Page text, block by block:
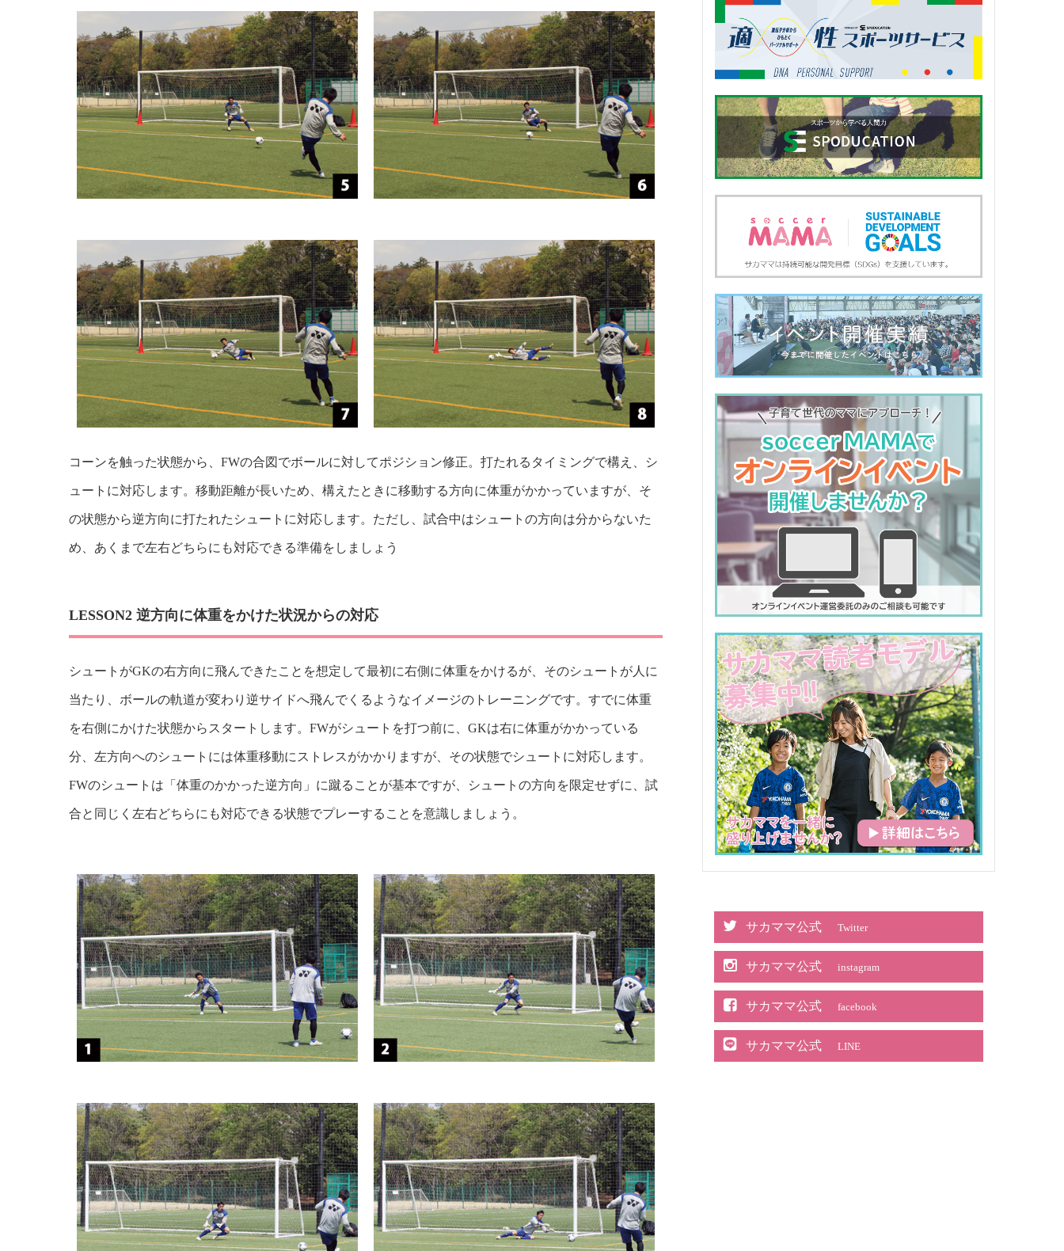
コーンを触った状態から、FWの合図でボールに対してポジション修正。打たれるタイミングで構え、シ
ュートに対応します。移動距離が長いため、構えたときに移動する方向に体重がかかっていますが、そ
の状態から逆方向に打たれたシュートに対応します。ただし、試合中はシュートの方向は分からないた
め、あくまで左右どちらにも対応できる準備をしましょう
LESSON2 逆方向に体重をかけた状況からの対応
シュートがGKの右方向に飛んできたことを想定して最初に右側に体重をかけるが、そのシュートが人に
当たり、ボールの軌道が変わり逆サイドへ飛んでくるようなイメージのトレーニングです。すでに体重
を右側にかけた状態からスタートします。FWがシュートを打つ前に、GKは右に体重がかかっている
分、左方向へのシュートには体重移動にストレスがかかりますが、その状態でシュートに対応します。
FWのシュートは「体重のかかった逆方向」に蹴ることが基本ですが、シュートの方向を限定せずに、試
合と同じく左右どちらにも対応できる状態でプレーすることを意識しましょう。
サカママ公式 Twitter
サカママ公式 instagram
サカママ公式 facebook
サカママ公式 LINE